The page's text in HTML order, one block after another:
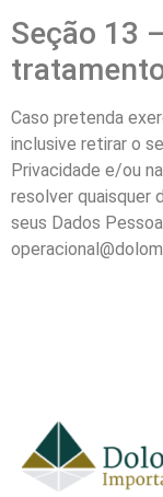
Seção 13
Caso pretenda
inclusive retirar o
Privacidade e/ou
resolver quaisquer
seus Dados